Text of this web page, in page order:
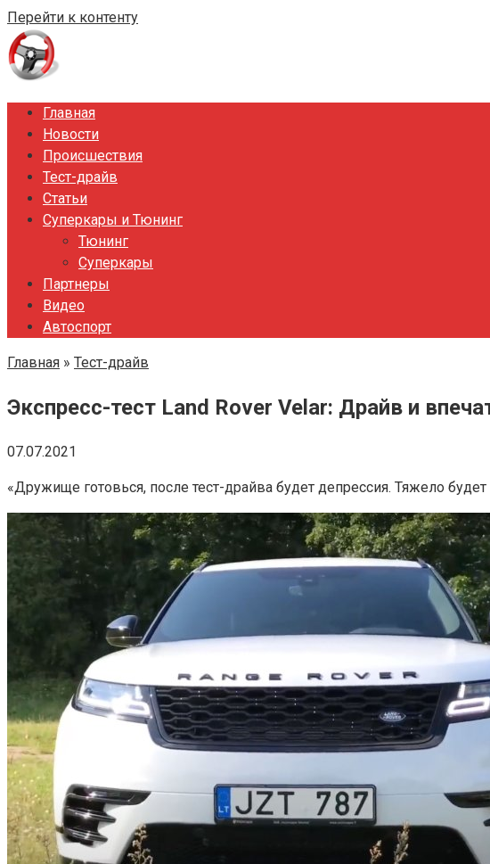
Перейти к контенту
Главная
Новости
Происшествия
Тест-драйв
Статьи
Суперкары и Тюнинг
Тюнинг
Суперкары
Партнеры
Видео
Автоспорт
Главная » Тест-драйв
Экспресс-тест Land Rover Velar: Драйв и
07.07.2021
«Дружище готовься, после тест-драйва будет депрессия. Тяжело будет